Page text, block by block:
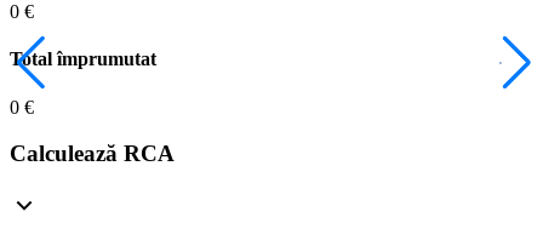
0 €
Total împrumutat
0 €
Calculează RCA